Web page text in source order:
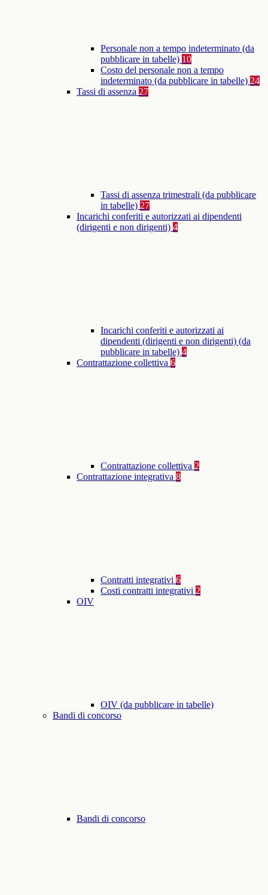
Personale non a tempo indeterminato (da
pubblicare in tabelle) 10
Costo del personale non a tempo
indeterminato (da pubblicare in tabelle) 24
Tassi di assenza 27
Tassi di assenza trimestrali (da pubblicare
in tabelle) 27
Incarichi conferiti e autorizzati ai dipendenti
(dirigenti e non dirigenti) 4
Incarichi conferiti e autorizzati ai
dipendenti (dirigenti e non dirigenti) (da
pubblicare in tabelle) 4
Contrattazione collettiva 6
Contrattazione collettiva 2
Contrattazione integrativa 8
Contratti integrativi 6
Costi contratti integrativi 2
OIV
OIV (da pubblicare in tabelle)
Bandi di concorso
Bandi di concorso